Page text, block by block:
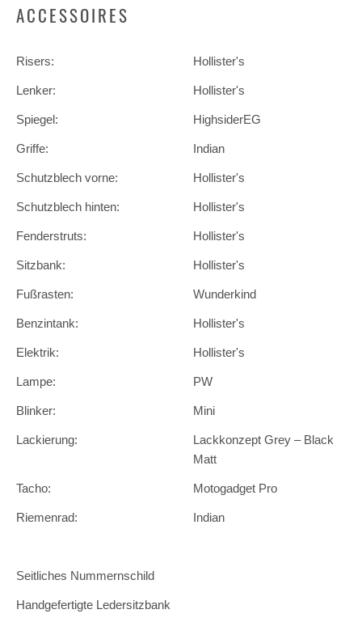
ACCESSOIRES
Risers: Hollister's
Lenker: Hollister's
Spiegel: HighsiderEG
Griffe: Indian
Schutzblech vorne: Hollister's
Schutzblech hinten: Hollister's
Fenderstruts: Hollister's
Sitzbank: Hollister's
Fußrasten: Wunderkind
Benzintank: Hollister's
Elektrik: Hollister's
Lampe: PW
Blinker: Mini
Lackierung:
Lackkonzept Grey – Black
Matt
Tacho: Motogadget Pro
Riemenrad: Indian
Seitliches Nummernschild
Handgefertigte Ledersitzbank